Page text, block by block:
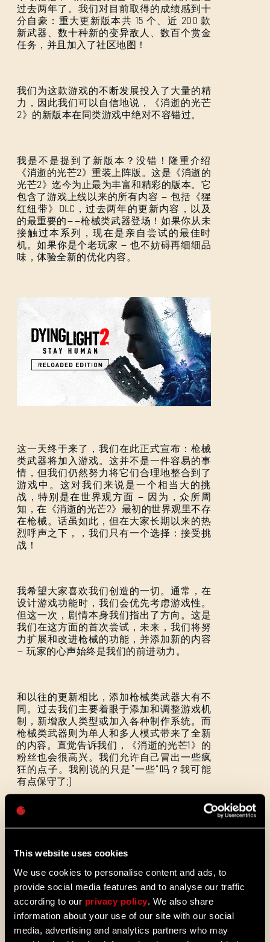
This website uses cookies
We use cookies to personalise content and ads, to
provide social media features and to analyse our traffic
according to our privacy policy . We also share
information about your use of our site with our social
media, advertising and analytics partners who may
过去两年了。我们对目前取得的成绩感到十
分自豪：重大更新版本共 15 个、近 200 款
新武器、数十种新的变异敌人、数百个赏金
任务，并且加入了社区地图！
我们为这款游戏的不断发展投入了大量的精
力，因此我们可以自信地说，《消逝的光芒
2》的新版本在同类游戏中绝对不容错过。
我是不是提到了新版本？没错！隆重介绍
《消逝的光芒2》重装上阵版。这是《消逝的
光芒2》迄今为止最为丰富和精彩的版本。它
包含了游戏上线以来的所有内容 — 包括《猩
红纽带》DLC，过去两年的更新内容，以及
的最重要的——枪械类武器登场！如果你从未
接触过本系列，现在是亲自尝试的最佳时
机。如果你是个老玩家 — 也不妨碍再细细品
味，体验全新的优化内容。
这一天终于来了，我们在此正式宣布：枪械
类武器将加入游戏。这并不是一件容易的事
情，但我们仍然努力将它们合理地整合到了
游戏中。这对我们来说是一个相当大的挑
战，特别是在世界观方面 — 因为，众所周
知，在《消逝的光芒2》最初的世界观里不存
在枪械。话虽如此，但在大家长期以来的热
烈呼声之下，，我们只有一个选择：接受挑
战！
我希望大家喜欢我们创造的一切。通常，在
设计游戏功能时，我们会优先考虑游戏性。
但这一次，剧情本身我们指出了方向。这是
我们在这方面的首次尝试，未来，我们将努
力扩展和改进枪械的功能，并添加新的内容
— 玩家的心声始终是我们的前进动力。
和以往的更新相比，添加枪械类武器大有不
同。过去我们主要着眼于添加和调整游戏机
制，新增敌人类型或加入各种制作系统。而
枪械类武器则为单人和多人模式带来了全新
的内容。直觉告诉我们，《消逝的光芒1》的
粉丝也会很高兴。我们允许自己冒出一些疯
狂的点子。我刚说的只是“一些”吗？我可能
有点保守了;)
几个大大小小的新功能也会上线。有些与视
化后的感染者面部，从而打造更成熟、更具
尽管重装上阵版是我们迄今为止最重大的更
新，但我们计划的内容并非都能如期实现。
我们决定给另外两个功能留出更多的时间：
登录
电子邮箱地址
密码